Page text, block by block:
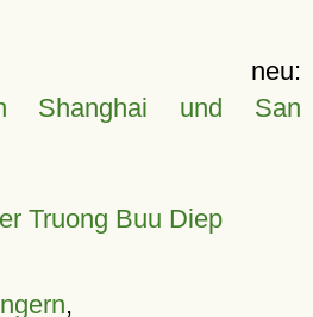
Shanghai und San
Truong Buu Diep
,